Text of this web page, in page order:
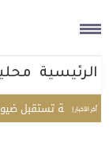
الرئيسية
أخر الأخبار |
تستقبل ضيوف الدفعة